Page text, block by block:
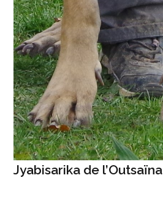
Jyabisarika de l’Outsaïna